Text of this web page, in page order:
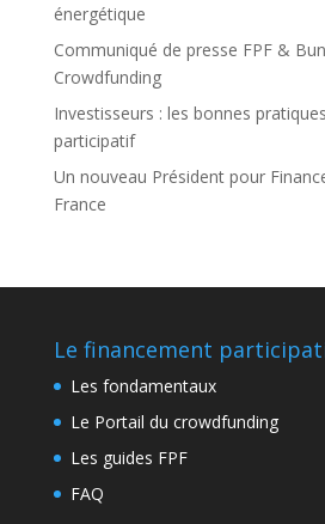
énergétique
Communiqué de presse FPF &
Crowdfunding
Investisseurs : les bonnes
participatif
Un nouveau Président pour
France
Le financement
Les fondamentaux
Le Portail du crowdfunding
Les guides FPF
FAQ